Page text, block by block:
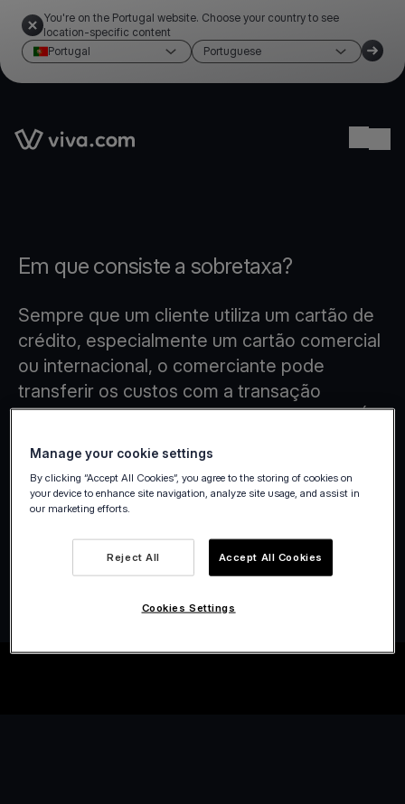
You're on the Portugal website. Choose your country to see
location-specific content
Portugal
Portuguese
Link to the homepage
Em que consiste a sobretaxa?
Sempre que um cliente utiliza um cartão de
crédito, especialmente um cartão comercial
ou internacional, o comerciante pode
transferir os custos com a transação
mediante a aplicação de uma sobretaxa. É
incrementar o seu lucro, sem aumentar os
preços dos seus produtos ou serviços!
*A sobretaxa está disponível consoante o enquadramento
legal de cada país. Saiba mais
aqui.
Manage your cookie settings
By clicking “Accept All Cookies”, you agree to the storing of cookies on
your device to enhance site navigation, analyze site usage, and assist in
our marketing efforts.
Reject All Accept All Cookies
Cookies Settings